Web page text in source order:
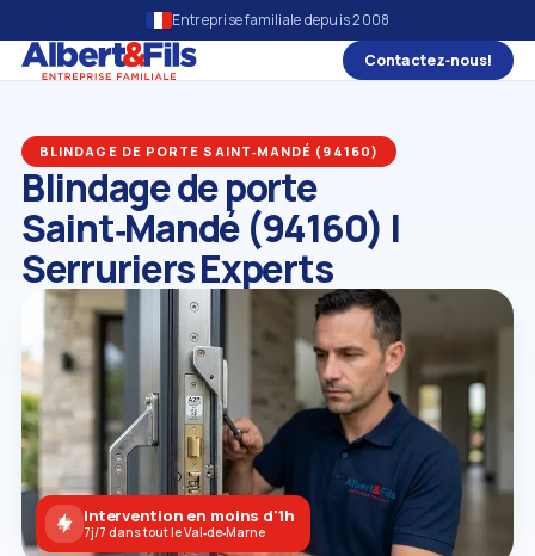
Entreprise familiale depuis 2008
Contactez‑nous!
BLINDAGE DE PORTE SAINT‑MANDÉ (94160)
Blindage de porte
Saint‑Mandé (94160) |
Serruriers Experts
Intervention en moins d'1h
7j/7 dans tout le Val‑de‑Marne